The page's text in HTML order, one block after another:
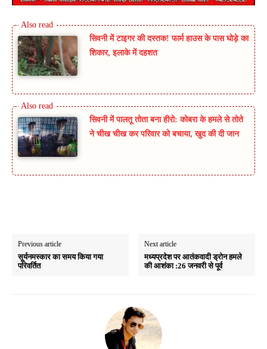
सिवनी में टाइगर की दस्तक! फार्म हाउस के पास घोड़े का
शिकार, इलाके में दहशत
सिवनी में पालतू तोता बना हीरो: कोबरा के हमले से तोते
ने चीख चीख कर परिवार को बचाया, खुद की दी जान
Previous article
सूर्यनमस्कार का समय किया गया
परिवर्तित
Next article
मध्यप्रदेश पर आतंकवादी ड्रोन हमले
की आशंका :26 जनवरी से पूर्व